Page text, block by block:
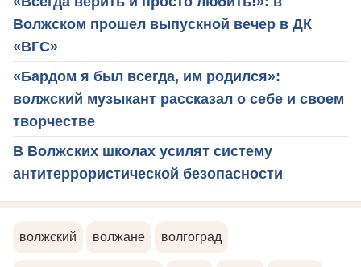
Волжском прошел выпускной вечер в ДК
«ВГС»
«Бардом я был всегда, им родился»:
волжский музыкант рассказал о себе и своем
творчестве
В Волжских школах усилят систему
антитеррористической безопасности
волжский волжане волгоград